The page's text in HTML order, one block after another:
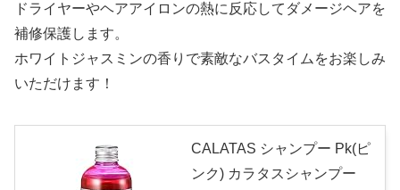
ドライヤーやヘアアイロンの熱に反応してダメージヘアを
補修保護します。
ホワイトジャスミンの香りで素敵なバスタイムをお楽しみ
いただけます！
CALATAS シャンプー Pk(ピ
ンク) カラタスシャンプー